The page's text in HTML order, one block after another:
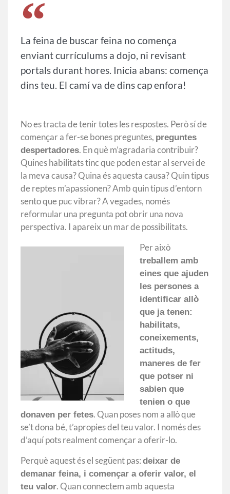
La feina de buscar feina no comença
enviant currículums a dojo, ni revisant
portals durant hores. Inicia abans: comença
dins teu. El camí va de dins cap enfora!
No es tracta de tenir totes les respostes. Però sí de
començar a fer-se bones preguntes, preguntes
despertadores. En què m’agradaria contribuir?
Quines habilitats tinc que poden estar al servei de
la meva causa? Quina és aquesta causa? Quin tipus
de reptes m’apassionen? Amb quin tipus d’entorn
sento que puc vibrar? A vegades, només
reformular una pregunta pot obrir una nova
perspectiva. I apareix un mar de possibilitats.
Per això
treballem amb
eines que ajuden
les persones a
identificar allò
que ja tenen:
habilitats,
coneixements,
actituds,
maneres de fer
que potser ni
sabien que
tenien o que
donaven per fetes. Quan poses nom a allò que
se’t dona bé, t’apropies del teu valor. I només des
d’aquí pots realment començar a oferir-lo.
Perquè aquest és el següent pas: deixar de
demanar feina, i començar a oferir valor, el
teu valor. Quan connectem amb aquesta